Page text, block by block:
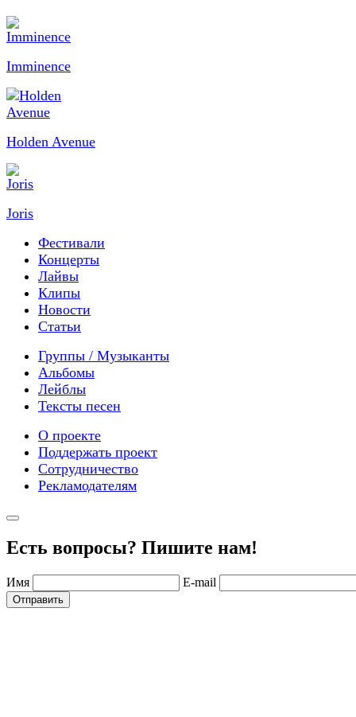
Imminence
Holden Avenue
Joris
Фестивали
Концерты
Лайвы
Клипы
Новости
Статьи
Группы / Музыканты
Альбомы
Лейблы
Тексты песен
О проекте
Поддержать проект
Сотрудничество
Рекламодателям
Есть вопросы? Пишите нам!
Имя E-mail